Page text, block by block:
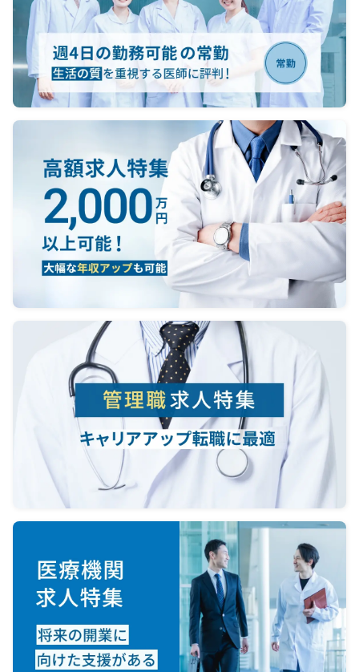
＜当直対応＞
→なし ＊希望者は可能